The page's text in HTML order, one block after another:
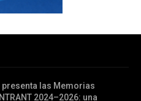
las Memorias
2024–2026: una